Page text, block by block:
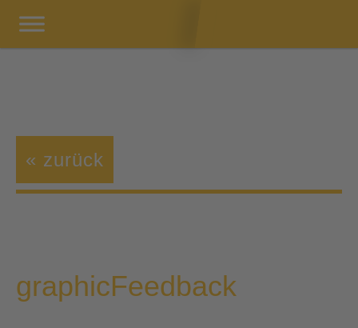
« zurück
graphicFeedback